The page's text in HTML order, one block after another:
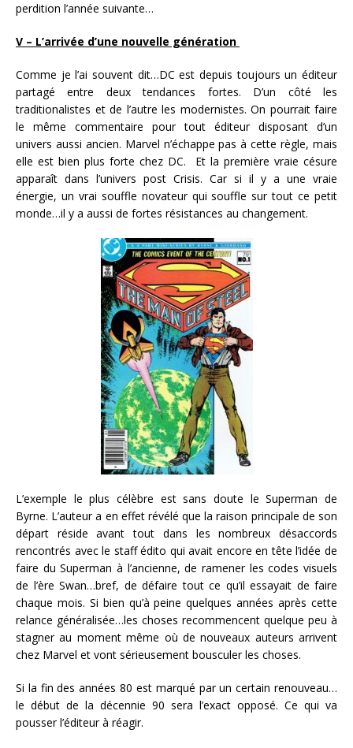
perdition l’année suivante…
V – L’arrivée d’une nouvelle génération
Comme je l’ai souvent dit…DC est depuis toujours un éditeur
partagé entre deux tendances fortes. D’un côté les
traditionalistes et de l’autre les modernistes. On pourrait faire
le même commentaire pour tout éditeur disposant d’un
univers aussi ancien. Marvel n’échappe pas à cette règle, mais
elle est bien plus forte chez DC. Et la première vraie césure
apparaît dans l’univers post Crisis. Car si il y a une vraie
énergie, un vrai souffle novateur qui souffle sur tout ce petit
monde…il y a aussi de fortes résistances au changement.
L’exemple le plus célèbre est sans doute le Superman de
Byrne. L’auteur a en effet révélé que la raison principale de son
départ réside avant tout dans les nombreux désaccords
rencontrés avec le staff édito qui avait encore en tête l’idée de
faire du Superman à l’ancienne, de ramener les codes visuels
de l’ère Swan…bref, de défaire tout ce qu’il essayait de faire
chaque mois. Si bien qu’à peine quelques années après cette
relance généralisée…les choses recommencent quelque peu à
stagner au moment même où de nouveaux auteurs arrivent
chez Marvel et vont sérieusement bousculer les choses.
Si la fin des années 80 est marqué par un certain renouveau…
le début de la décennie 90 sera l’exact opposé. Ce qui va
pousser l’éditeur à réagir.